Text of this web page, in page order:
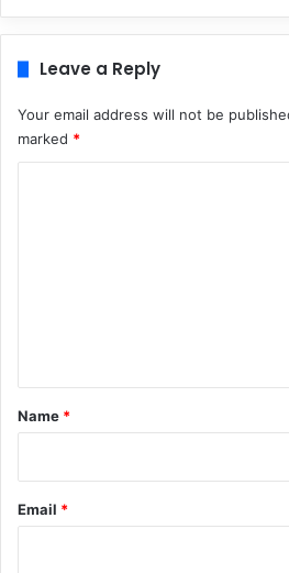
Leave a Reply
Your email address will not be
marked *
*
Name *
Email *